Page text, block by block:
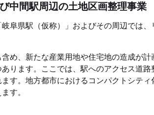
中間駅周辺の土地区画整理事業
阜県駅（仮称）」およびその周辺では
め、新たな産業用地や住宅地の造成が
ります。ここでは、駅へのアクセス道
す。地方都市におけるコンパクトシテ
す。